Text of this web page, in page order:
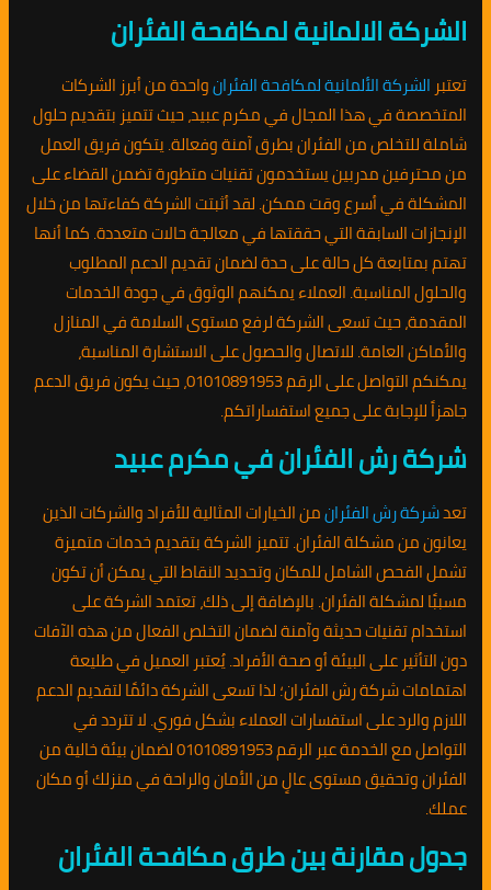
الشركة الالمانية لمكافحة الفئران
تعتبر الشركة الألمانية لمكافحة الفئرانواحدة من أبرز الشركات
المتخصصة في هذا المجال في مكرم عبيد، حيث تتميز بتقديم حلول
شاملة للتخلص من الفئران بطرق آمنة وفعالة. يتكون فريق العمل
من محترفين مدربين يستخدمون تقنيات متطورة تضمن القضاء على
المشكلة في أسرع وقت ممكن. لقد أثبتت الشركة كفاءتها من خلال
الإنجازات السابقة التي حققتها في معالجة حالات متعددة. كما أنها
تهتم بمتابعة كل حالة على حدة لضمان تقديم الدعم المطلوب
والحلول المناسبة. العملاء يمكنهم الوثوق في جودة الخدمات
المقدمة، حيث تسعى الشركة لرفع مستوى السلامة في المنازل
والأماكن العامة. للاتصال والحصول على الاستشارة المناسبة،
يمكنكم التواصل على الرقم 01010891953، حيث يكون فريق الدعم
جاهزاً للإجابة على جميع استفساراتكم.
شركة رش الفئران في مكرم عبيد
تعدشركة رش الفئرانمن الخيارات المثالية للأفراد والشركات الذين
يعانون من مشكلة الفئران. تتميز الشركة بتقديم خدمات متميزة
تشمل الفحص الشامل للمكان وتحديد النقاط التي يمكن أن تكون
مسببًا لمشكلة الفئران. بالإضافة إلى ذلك، تعتمد الشركة على
استخدام تقنيات حديثة وآمنة لضمان التخلص الفعال من هذه الآفات
دون التأثير على البيئة أو صحة الأفراد. يُعتبر العميل في طليعة
اهتمامات شركة رش الفئران؛ لذا تسعى الشركة دائمًا لتقديم الدعم
اللازم والرد على استفسارات العملاء بشكل فوري. لا تتردد في
التواصل مع الخدمة عبر الرقم 01010891953 لضمان بيئة خالية من
الفئران وتحقيق مستوى عالٍ من الأمان والراحة في منزلك أو مكان
عملك.
جدول مقارنة بين طرق مكافحة الفئران